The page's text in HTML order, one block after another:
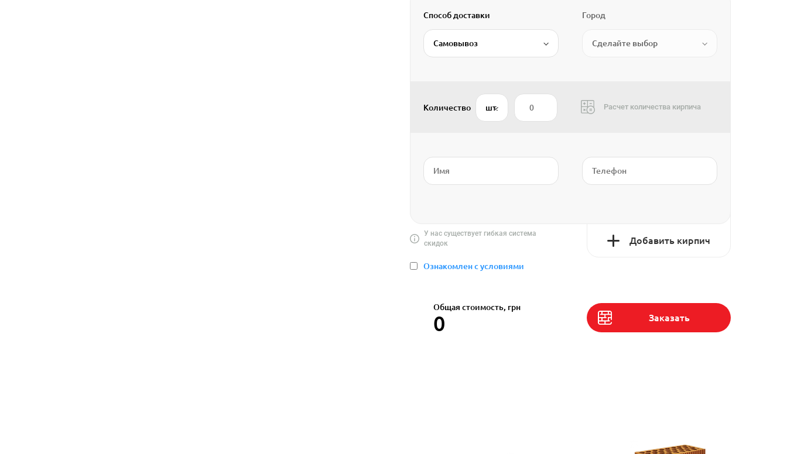
Способ доставки
Самовывоз
Город
Сделайте выбор
Количество шт. Расчет количества кирпича
У нас существует гибкая система
скидок
Ознакомлен с условиями
Добавить кирпич
Общая стоимость, грн
0 Заказать